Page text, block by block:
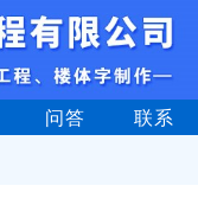
问答 联系